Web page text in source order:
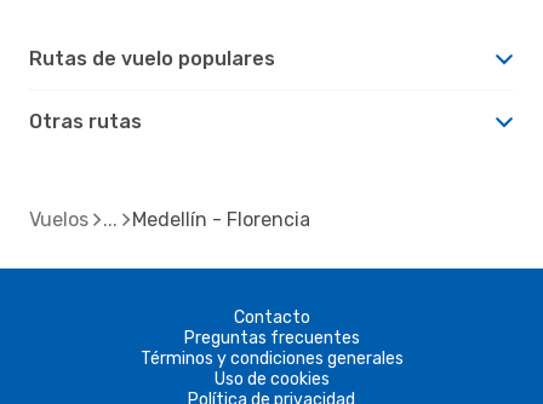
Rutas de vuelo populares
Otras rutas
Vuelos Medellín - Florencia
Contacto
Preguntas frecuentes
Términos y condiciones generales
Uso de cookies
Política de privacidad